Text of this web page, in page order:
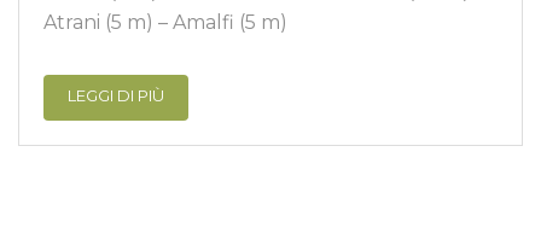
Atrani (5 m) – Amalfi (5 m)
LEGGI DI PIÙ